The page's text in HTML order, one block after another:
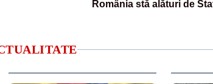
România stă alături de